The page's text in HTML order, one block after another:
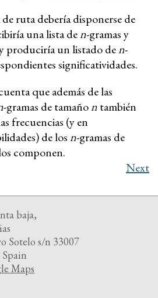
ruta debería disponerse de
una lista den-gramas y
produciría un listado den-
significatividades.
que además de las
-gramas de tamañontambién
frecuencias (y en
de losn-gramas de
componen.
Next
baja,
Sotelo s/n 33007
Maps